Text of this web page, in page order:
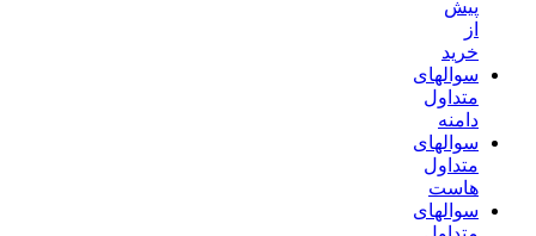
پیش
از
خرید
سوالهای
متداول
دامنه
سوالهای
متداول
هاست
سوالهای